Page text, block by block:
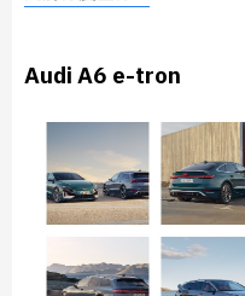
Audi A6 e-tron